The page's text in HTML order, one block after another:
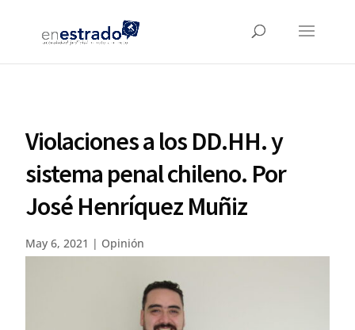
Violaciones a los DD.HH. y
sistema penal chileno. Por
José Henríquez Muñiz
May 6, 2021 | Opinión